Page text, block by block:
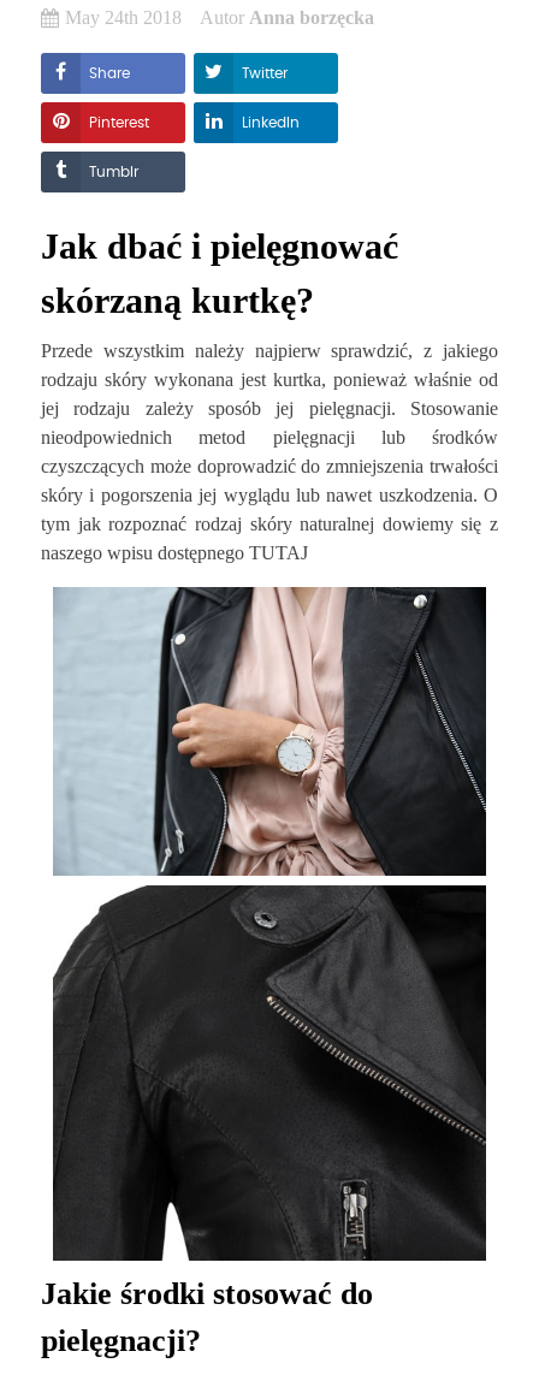
May 24th 2018
Autor Anna borzęcka
Share Twitter
Pinterest LinkedIn
Tumblr
Jak dbać i pielęgnować
skórzaną kurtkę?
Przede wszystkim należy najpierw sprawdzić, z jakiego
rodzaju skóry wykonana jest kurtka, ponieważ właśnie od
jej rodzaju zależy sposób jej pielęgnacji. Stosowanie
nieodpowiednich metod pielęgnacji lub środków
czyszczących może doprowadzić do zmniejszenia trwałości
skóry i pogorszenia jej wyglądu lub nawet uszkodzenia. O
tym jak rozpoznać rodzaj skóry naturalnej dowiemy się z
naszego wpisu dostępnego TUTAJ
Jakie środki stosować do
pielęgnacji?